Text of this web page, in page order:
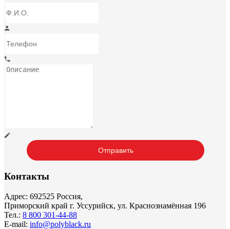
Контакты
Адрес: 692525 Россия,
Приморский край г. Уссурийск, ул. Краснознамённая 196
Тел.: 8 800 301-44-88
E-mail: info@polyblack.ru